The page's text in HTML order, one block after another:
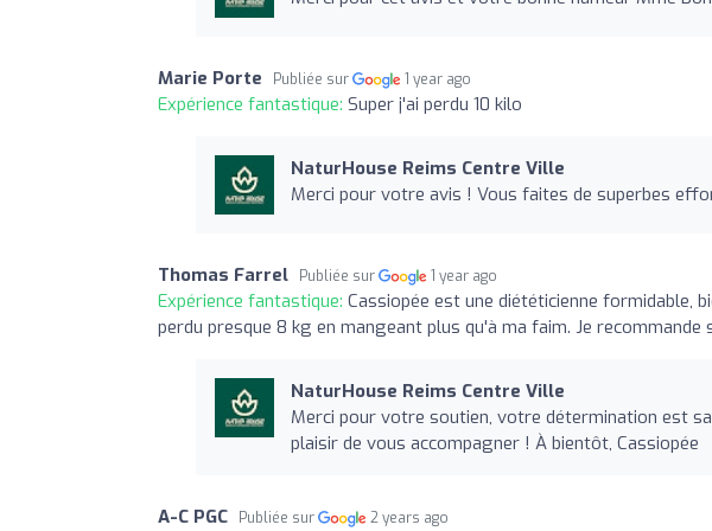
Marie Porte Publiée sur 1 year ago
Expérience fantastique: Super j'ai perdu 10 kilo
NaturHouse Reims Centre Ville
Merci pour votre avis ! Vous faites de superbes
Thomas Farrel Publiée sur 1 year ago
Expérience fantastique: Cassiopée est une diététicienne formidable,
perdu presque 8 kg en mangeant plus qu'à ma faim. Je recommande
NaturHouse Reims Centre Ville
Merci pour votre soutien, votre détermination est
plaisir de vous accompagner ! À bientôt, Cassiopée
A-C PGC Publiée sur 2 years ago